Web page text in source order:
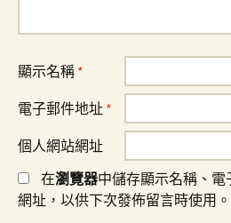
顯示名稱 *
電子郵件地址 *
個人網站網址
在瀏覽器中儲存顯示名稱、
網址，以供下次發佈留言時使用。